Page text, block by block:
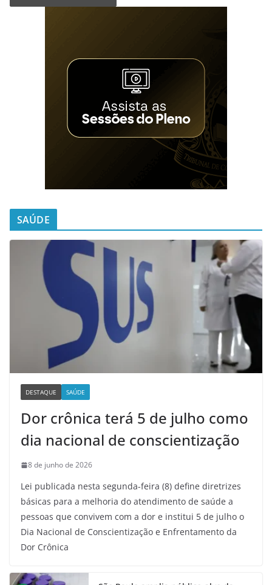
SAÚDE
DESTAQUE SAÚDE
Dor crônica terá 5 de julho como
dia nacional de conscientização
8 de junho de 2026
Lei publicada nesta segunda-feira (8) define diretrizes
básicas para a melhoria do atendimento de saúde a
pessoas que convivem com a dor e institui 5 de julho o
Dia Nacional de Conscientização e Enfrentamento da
Dor Crônica